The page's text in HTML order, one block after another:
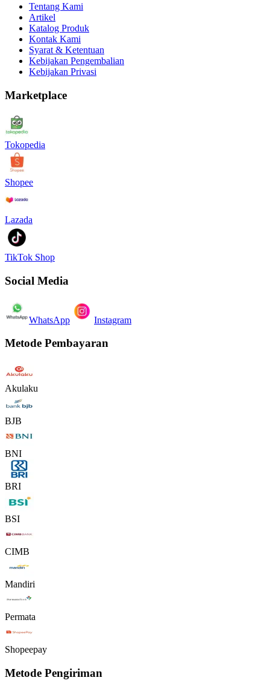
Tentang Kami
Artikel
Katalog Produk
Kontak Kami
Syarat & Ketentuan
Kebijakan Pengembalian
Kebijakan Privasi
Marketplace
Tokopedia
Shopee
Lazada
TikTok Shop
Social Media
WhatsApp Instagram
Metode Pembayaran
Akulaku
BJB
BNI
BRI
BSI
CIMB
Mandiri
Permata
Shopeepay
Metode Pengiriman